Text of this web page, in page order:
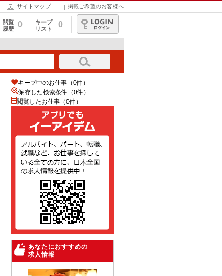
サイトマップ 掲載ご希望のお客様へ
閲覧
履歴
0
キープ
リスト
0
ログイン
キープ中のお仕事（0件）
保存した検索条件（0件）
閲覧したお仕事（0件）
あなたにおすすめの
求人情報